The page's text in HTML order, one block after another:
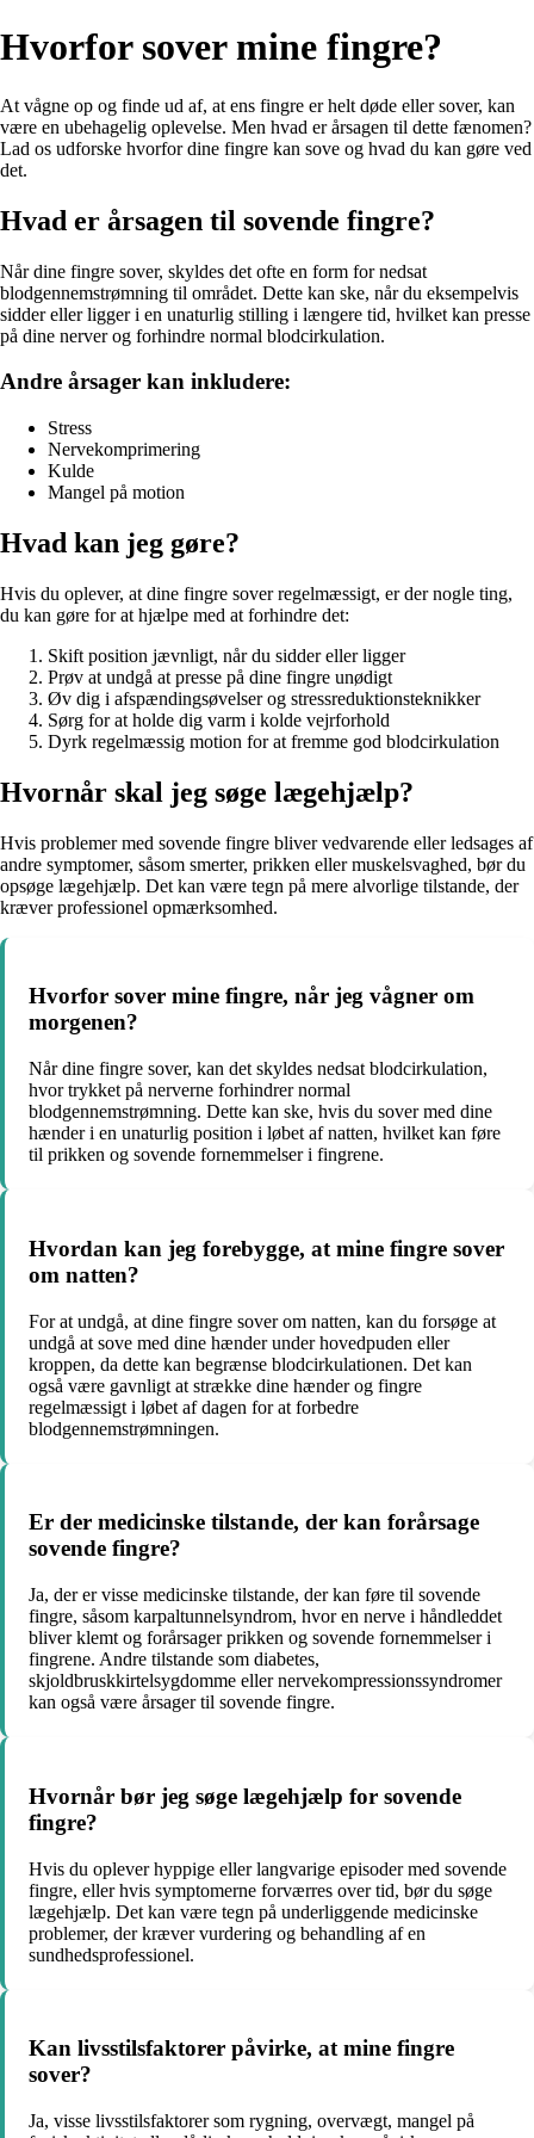
Hvorfor sover mine fingre?
At vågne op og finde ud af, at ens fingre er helt døde eller sover, kan
være en ubehagelig oplevelse. Men hvad er årsagen til dette fænomen?
Lad os udforske hvorfor dine fingre kan sove og hvad du kan gøre ved
det.
Hvad er årsagen til sovende fingre?
Når dine fingre sover, skyldes det ofte en form for nedsat
blodgennemstrømning til området. Dette kan ske, når du eksempelvis
sidder eller ligger i en unaturlig stilling i længere tid, hvilket kan presse
på dine nerver og forhindre normal blodcirkulation.
Andre årsager kan inkludere:
Stress
Nervekomprimering
Kulde
Mangel på motion
Hvad kan jeg gøre?
Hvis du oplever, at dine fingre sover regelmæssigt, er der nogle ting,
du kan gøre for at hjælpe med at forhindre det:
Skift position jævnligt, når du sidder eller ligger
Prøv at undgå at presse på dine fingre unødigt
Øv dig i afspændingsøvelser og stressreduktionsteknikker
Sørg for at holde dig varm i kolde vejrforhold
Dyrk regelmæssig motion for at fremme god blodcirkulation
Hvornår skal jeg søge lægehjælp?
Hvis problemer med sovende fingre bliver vedvarende eller ledsages af
andre symptomer, såsom smerter, prikken eller muskelsvaghed, bør du
opsøge lægehjælp. Det kan være tegn på mere alvorlige tilstande, der
kræver professionel opmærksomhed.
Hvorfor sover mine fingre, når jeg vågner om
morgenen?
Når dine fingre sover, kan det skyldes nedsat blodcirkulation,
hvor trykket på nerverne forhindrer normal
blodgennemstrømning. Dette kan ske, hvis du sover med dine
hænder i en unaturlig position i løbet af natten, hvilket kan føre
til prikken og sovende fornemmelser i fingrene.
Hvordan kan jeg forebygge, at mine fingre sover
om natten?
For at undgå, at dine fingre sover om natten, kan du forsøge at
undgå at sove med dine hænder under hovedpuden eller
kroppen, da dette kan begrænse blodcirkulationen. Det kan
også være gavnligt at strække dine hænder og fingre
regelmæssigt i løbet af dagen for at forbedre
blodgennemstrømningen.
Er der medicinske tilstande, der kan forårsage
sovende fingre?
Ja, der er visse medicinske tilstande, der kan føre til sovende
fingre, såsom karpaltunnelsyndrom, hvor en nerve i håndleddet
bliver klemt og forårsager prikken og sovende fornemmelser i
fingrene. Andre tilstande som diabetes,
skjoldbruskkirtelsygdomme eller nervekompressionssyndromer
kan også være årsager til sovende fingre.
Hvornår bør jeg søge lægehjælp for sovende
fingre?
Hvis du oplever hyppige eller langvarige episoder med sovende
fingre, eller hvis symptomerne forværres over tid, bør du søge
lægehjælp. Det kan være tegn på underliggende medicinske
problemer, der kræver vurdering og behandling af en
sundhedsprofessionel.
Kan livsstilsfaktorer påvirke, at mine fingre
sover?
Ja, visse livsstilsfaktorer som rygning, overvægt, mangel på